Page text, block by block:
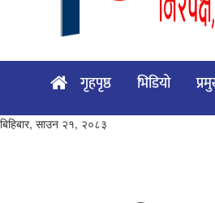
गृहपृष्ठ
प्रमुख
गृहपृष्ठ भिडियो
बिहिबार, साउन २१, २०८३